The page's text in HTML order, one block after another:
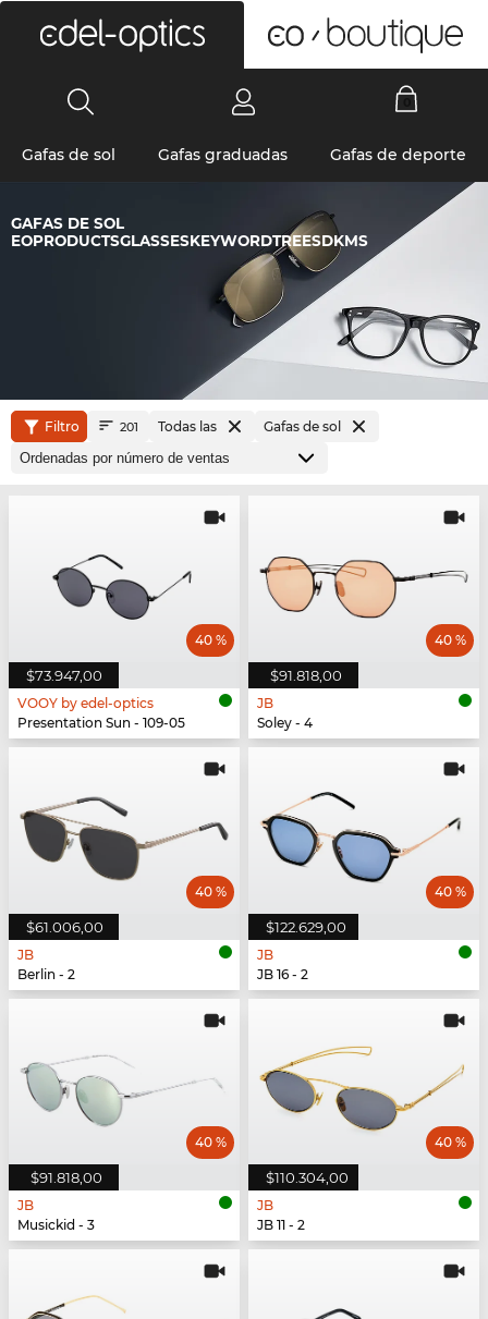
Gafas de sol Gafas graduadas Gafas de deporte
GAFAS DE SOL
EOPRODUCTSGLASSESKEYWORDTREESDKMS
Filtro 201 Todas las Gafas de sol
$73.947,00
40 %
VOOY by edel-optics
Presentation Sun - 109-05
$91.818,00
40 %
JB
Soley - 4
$61.006,00
40 %
JB
Berlin - 2
$122.629,00
40 %
JB
JB 16 - 2
$91.818,00
40 %
JB
Musickid - 3
$110.304,00
40 %
JB
JB 11 - 2